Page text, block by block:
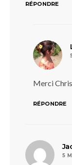
RÉPONDRE
Merci
RÉPONDRE
5